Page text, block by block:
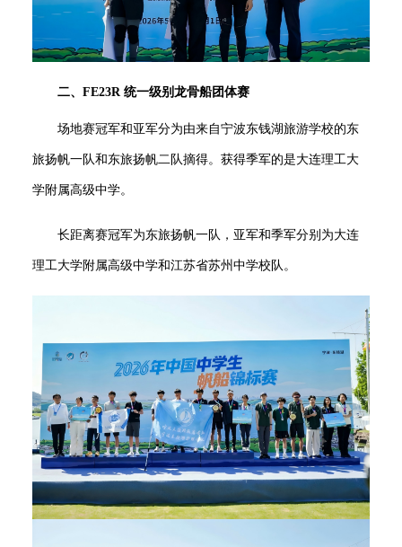
二、FE23R 统一级别龙骨船团体赛
场地赛冠军和亚军分为由来自宁波东钱湖旅游学校的东
旅扬帆一队和东旅扬帆二队摘得。获得季军的是大连理工大
学附属高级中学。
长距离赛冠军为东旅扬帆一队，亚军和季军分别为大连
理工大学附属高级中学和江苏省苏州中学校队。